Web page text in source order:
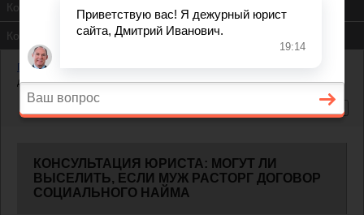
Контакты
Консультация юриста
Главная
договор социального найма
КОНСУЛЬТАЦИЯ ЮРИСТА: МОГУТ ЛИ
ВЫСЕЛИТЬ, ЕСЛИ МУЖ РАСТОРГ ДОГОВОР
СОЦИАЛЬНОГО НАЙМА